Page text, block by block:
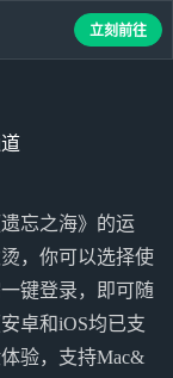
忘之海》的运
，你可以选择使
键登录，即可随
卓和iOS均已支
验，支持Mac&
立刻前往